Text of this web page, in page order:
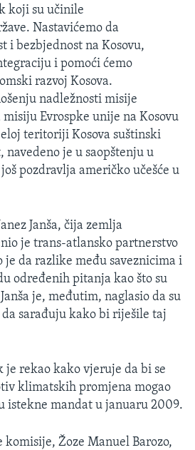
koji su učinile
Nastavićemo da
i bezbjednost na Kosovu,
i pomoći ćemo
razvoj Kosova.
nadležnosti misije
Evrospke unije na Kosovu
teritoriji Kosova suštinski
navedeno je u saopštenju u
pozdravlja američko učešće u
Janša, čija zemlja
je trans-atlansko partnerstvo
je da razlike među saveznicima i
određenih pitanja kao što su
je, međutim, naglasio da su
sarađuju kako bi riješile taj
rekao kako vjeruje da bi se
klimatskih promjena mogao
istekne mandat u januaru 2009.
komisije, Žoze Manuel Barozo,